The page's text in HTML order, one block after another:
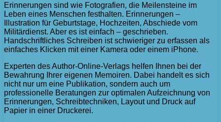
Erinnerungen sind wie Fotografien, die Meilensteine ​​im
Leben eines Menschen festhalten. Erinnerungen –
Illustration für Geburtstage, Hochzeiten, Abschiede vom
Militärdienst. Aber es ist einfach – geschrieben.
Handschriftliches Schreiben ist schwieriger zu erfassen als
einfaches Klicken mit einer Kamera oder einem iPhone.
Experten des Author-Online-Verlags helfen Ihnen bei der
Bewahrung Ihrer eigenen Memoiren. Dabei handelt es sich
nicht nur um eine Publikation, sondern auch um
professionelle Beratungen zur optimalen Aufzeichnung von
Erinnerungen, Schreibtechniken, Layout und Druck auf
Papier in einer Druckerei.